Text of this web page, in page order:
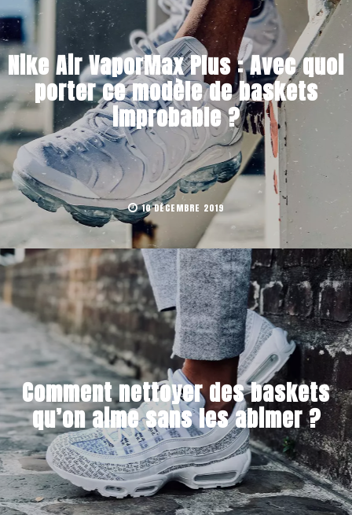
Nike Air VaporMax Plus : Avec quoi
porter ce modèle de baskets
improbable ?
10 DÉCEMBRE 2019
Comment nettoyer des baskets
qu’on aime sans les abimer ?